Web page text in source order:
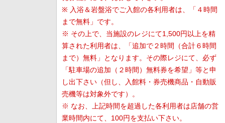
※ 入浴＆岩盤浴でご入館の各利用者は、「４時間
まで無料」です。
※ その上で、当施設のレジにて1,500円以上を精
算された利用者は、「追加で２時間（合計６時間
まで）無料」となります。その際レジにて、必ず
「駐車場の追加（２時間）無料券を希望」等と申
し出下さい（但し、入館料・券売機商品・自動販
売機等は対象外です）。
※ なお、上記時間を超過した各利用者は店舗の営
業時間内にて、100円を支払い下さい。